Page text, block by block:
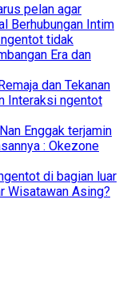
pelan agar
Berhubungan Intim
tidak
Era dan
dan Tekanan
Interaksi ngentot
Enggak terjamin
: Okezone
di bagian luar
Wisatawan Asing?